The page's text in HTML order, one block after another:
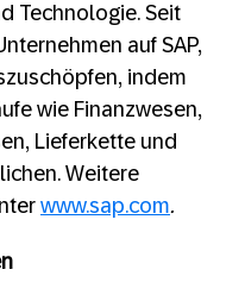
Technologie. Seit
auf SAP,
indem
wie Finanzwesen,
Lieferkette und
Weitere
www.sap.com.